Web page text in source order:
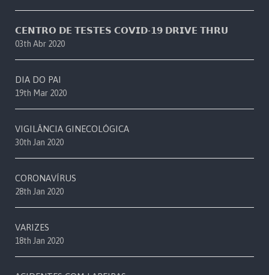
𝗖𝗘𝗡𝗧𝗥𝗢 𝗗𝗘 𝗧𝗘𝗦𝗧𝗘𝗦 𝗖𝗢𝗩𝗜𝗗-𝟭𝟵 𝗗𝗥𝗜𝗩𝗘 𝗧𝗛𝗥𝗨
03th Abr 2020
DIA DO PAI
19th Mar 2020
VIGILÂNCIA GINECOLÓGICA
30th Jan 2020
CORONAVÍRUS
28th Jan 2020
VARIZES
18th Jan 2020